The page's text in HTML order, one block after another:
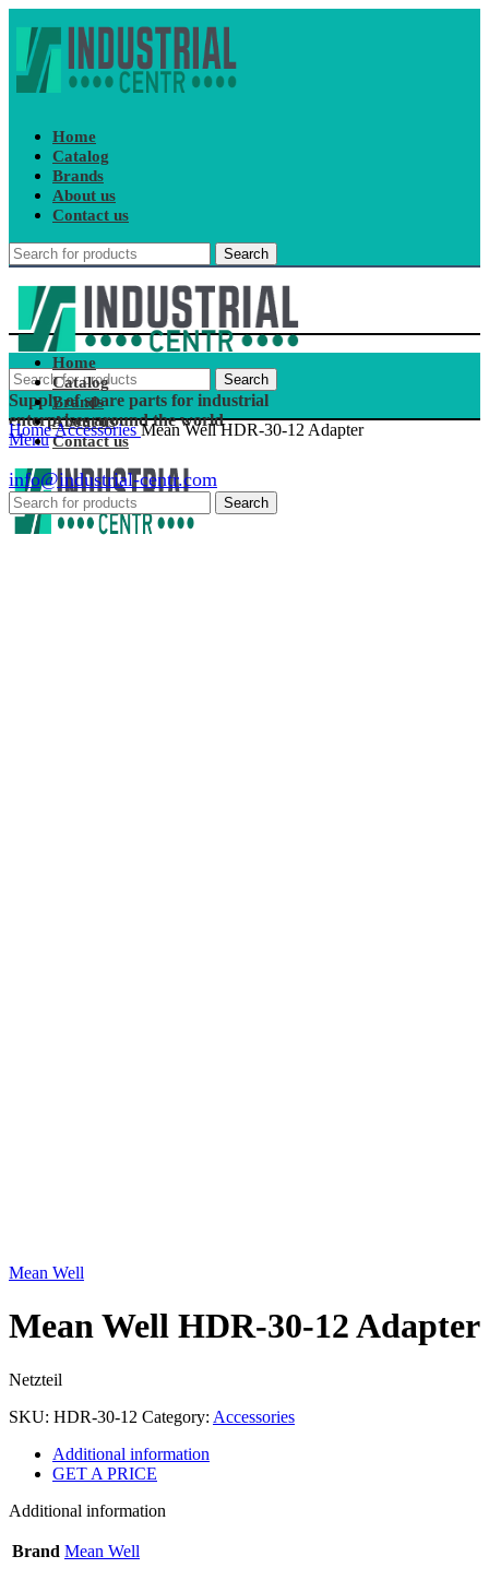
Home
Catalog
Brands
About us
Contact us
Search
Search
Supply of spare parts for industrial
enterprises around the world
Menu
Home
Catalog
Brands
About us
Contact us
info@industrial-centr.com
Search
HomeAccessoriesMean Well HDR-30-12 Adapter
Mean Well
Mean Well HDR-30-12 Adapter
Netzteil
SKU: HDR-30-12 Category: Accessories
Additional information
GET A PRICE
Additional information
Brand Mean Well